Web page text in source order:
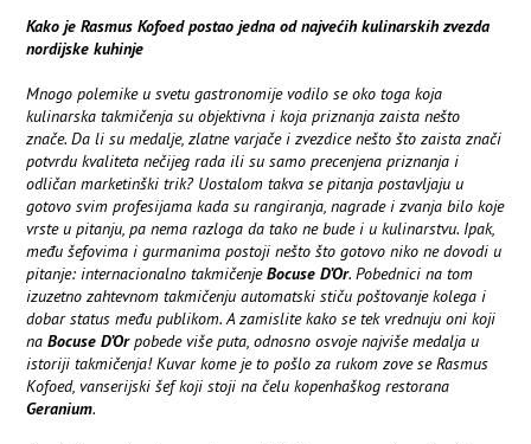
Kako je Rasmus Kofoed postao jedna od najvećih kulinarskih zvezda
nordijske kuhinje
Mnogo polemike u svetu gastronomije vodilo se oko toga koja
kulinarska takmičenja su objektivna i koja priznanja zaista nešto
znače. Da li su medalje, zlatne varjače i zvezdice nešto što zaista znači
potvrdu kvaliteta nečijeg rada ili su samo precenjena priznanja i
odličan marketinški trik? Uostalom takva se pitanja postavljaju u
gotovo svim profesijama kada su rangiranja, nagrade i zvanja bilo koje
vrste u pitanju, pa nema razloga da tako ne bude i u kulinarstvu. Ipak,
među šefovima i gurmanima postoji nešto što gotovo niko ne dovodi u
pitanje: internacionalno takmičenjeBocuse D’Or. Pobednici na tom
izuzetno zahtevnom takmičenju automatski stiču poštovanje kolega i
dobar status među publikom. A zamislite kako se tek vrednuju oni koji
naBocuse D’Orpobede više puta, odnosno osvoje najviše medalja u
istoriji takmičenja! Kuvar kome je to pošlo za rukom zove se Rasmus
Kofoed, vanserijski šef koji stoji na čelu kopenhaškog restorana
Geranium.